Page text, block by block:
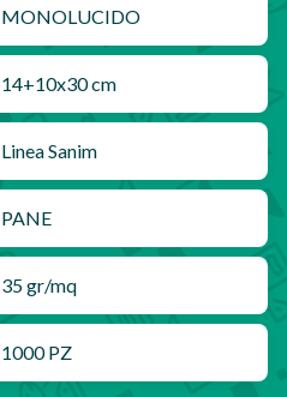
MONOLUCIDO
14+10x30 cm
Linea Sanim
PANE
35 gr/mq
1000 PZ